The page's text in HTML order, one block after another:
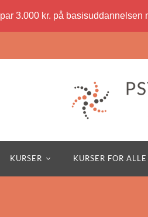
3.000 kr. på basisuddannelsen
KURSER KURSER FOR ALLE